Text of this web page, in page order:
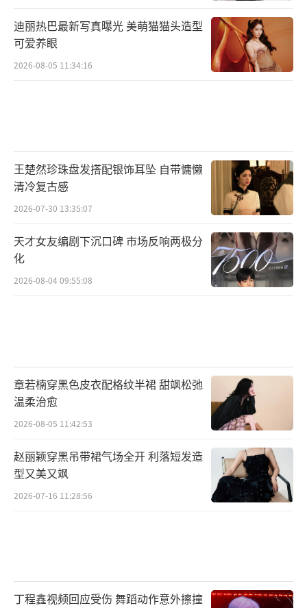
据透露,杂志拍摄当天也是鲍蕾亲自开车接
爱”的身影。（责任编辑：郭一楠 CK001）
迪丽热巴最新写真曝光 美萌猫猫头造型
可爱养眼
2026-08-05 11:34:16
王楚然珍珠盘发搭配银饰耳坠 自带慵懒
清冷复古感
2026-07-30 13:35:07
天才女友编剧下沉口碑 市场反响两极分
化
2026-08-04 09:55:08
章若楠穿黑色皮衣配格纹半裙 甜飒松弛
温柔治愈
2026-08-05 11:42:53
赵丽颖穿黑吊带裙气场全开 利落短发造
型又美又飒
2026-07-16 11:28:56
丁程鑫视频回应受伤 舞蹈动作意外擦撞